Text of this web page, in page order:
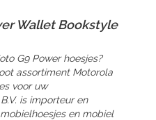
Wallet Bookstyle
G9 Power hoesjes?
assortiment Motorola
voor uw
is importeur en
en mobiel